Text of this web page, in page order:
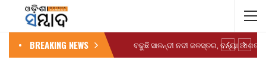
BREAKING NEWS ବଢୁଛି ସାଳନ୍ଦୀ ନଦୀ ଜଳସ୍ତର, ବନ୍ୟା